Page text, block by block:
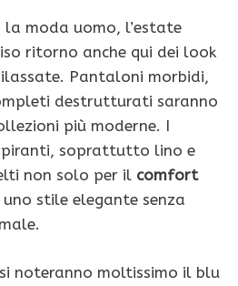
moda uomo, l’estate
ritorno anche qui dei look
Pantaloni morbidi,
destrutturati saranno
più moderne. I
soprattutto lino e
non solo per il comfort
uno stile elegante senza
noteranno moltissimo il blu